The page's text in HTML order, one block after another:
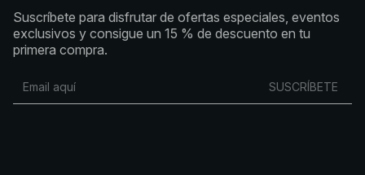
Suscríbete para disfrutar de ofertas especiales, eventos
exclusivos y consigue un 15 % de descuento en tu
primera compra.
SUSCRÍBETE